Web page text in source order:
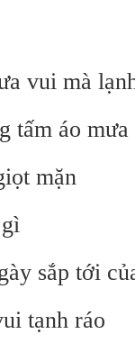
vui mà
tấm áo mưa
mặn
sắp tới
tạnh ráo